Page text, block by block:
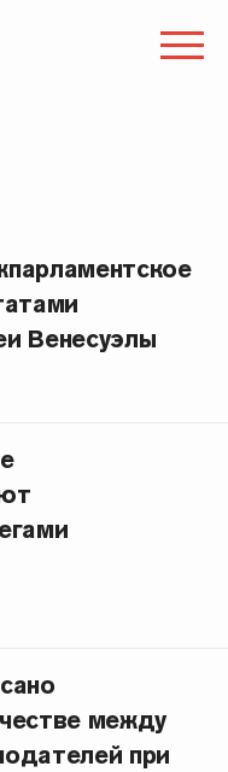
Венесуэлы
между
при